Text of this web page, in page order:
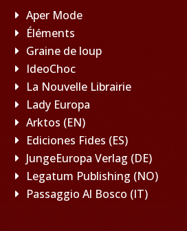
Aper Mode
Éléments
Graine de loup
IdeoChoc
La Nouvelle Librairie
Lady Europa
Arktos (EN)
Ediciones Fides (ES)
JungeEuropa Verlag (DE)
Legatum Publishing (NO)
Passaggio Al Bosco (IT)